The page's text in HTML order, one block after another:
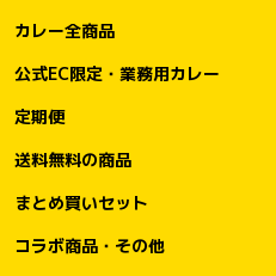
カレー全商品
公式EC限定・業務用カレー
定期便
送料無料の商品
まとめ買いセット
コラボ商品・その他